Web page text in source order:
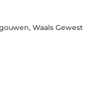
Waals Gewest